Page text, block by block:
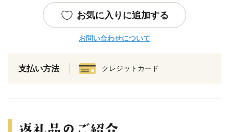
お気に入りに追加する
お問い合わせについて
支払い方法 クレジットカード